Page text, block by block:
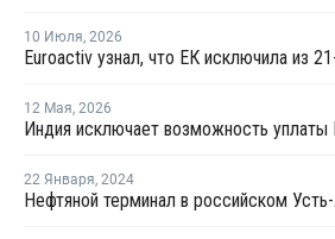
10 Июля, 2026
12 Мая, 2026
22 Января, 2024